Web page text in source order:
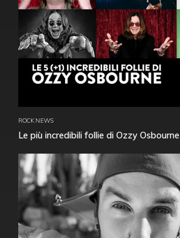
ROCK NEWS
Le più incredibili follie di Ozzy Osbourne